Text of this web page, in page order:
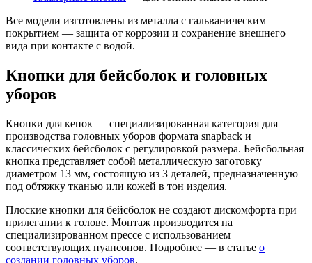
Все модели изготовлены из металла с гальваническим
покрытием — защита от коррозии и сохранение внешнего
вида при контакте с водой.
Кнопки для бейсболок и головных
уборов
Кнопки для кепок — специализированная категория для
производства головных уборов формата snapback и
классических бейсболок с регулировкой размера. Бейсбольная
кнопка представляет собой металлическую заготовку
диаметром 13 мм, состоящую из 3 деталей, предназначенную
под обтяжку тканью или кожей в тон изделия.
Плоские кнопки для бейсболок не создают дискомфорта при
прилегании к голове. Монтаж производится на
специализированном прессе с использованием
соответствующих пуансонов. Подробнее — в статье о
создании головных уборов.